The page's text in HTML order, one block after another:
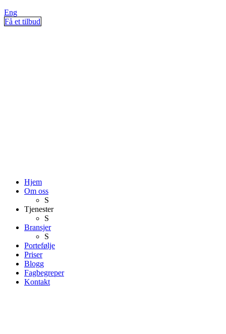
Eng
Få et tilbud
Hjem
Om oss
S
Tjenester
S
Bransjer
S
Portefølje
Priser
Blogg
Fagbegreper
Kontakt